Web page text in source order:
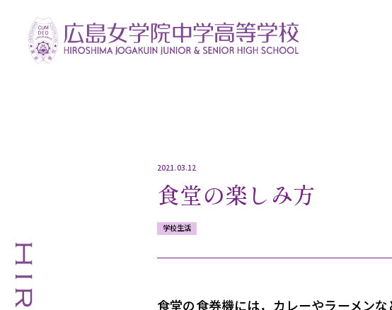
2021.03.12
食堂の楽しみ方
学校生活
食堂の食券機には，カレーやラーメン